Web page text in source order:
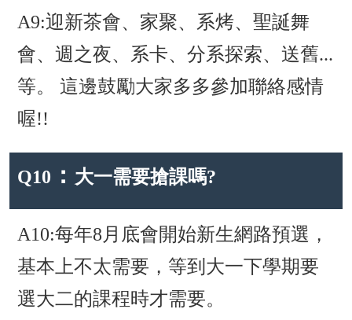
A9:迎新茶會、家聚、系烤、聖誕舞
會、週之夜、系卡、分系探索、送舊...
等。 這邊鼓勵大家多多參加聯絡感情
喔!!
Q10 ： 大一需要搶課嗎?
A10:每年8月底會開始新生網路預選，
基本上不太需要，等到大一下學期要
選大二的課程時才需要。